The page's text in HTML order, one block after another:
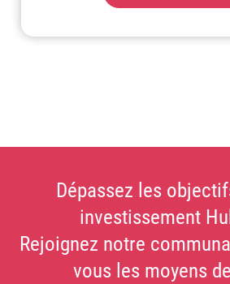
Dépassez les
investissement
Rejoignez notre
vous les moyens